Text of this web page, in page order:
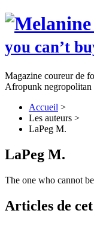
you can’t
Magazine coureur de
Afropunk negropolitan
Accueil >
Les auteurs >
LaPeg M.
LaPeg M.
The one who cannot
Articles de